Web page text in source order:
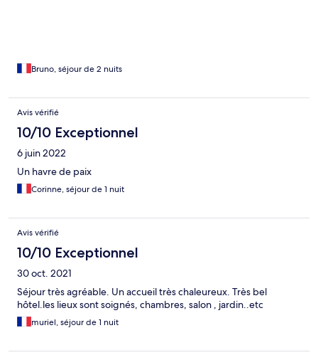
professionnalisme.
Bruno, séjour de 2 nuits
Avis vérifié
10/10 Exceptionnel
6 juin 2022
Un havre de paix
Corinne, séjour de 1 nuit
Avis vérifié
10/10 Exceptionnel
30 oct. 2021
Séjour très agréable. Un accueil très chaleureux. Très bel
hôtel.les lieux sont soignés, chambres, salon , jardin..etc
muriel, séjour de 1 nuit